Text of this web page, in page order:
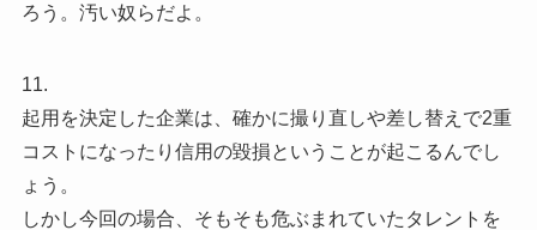
ろう。汚い奴らだよ。
11.
起用を決定した企業は、確かに撮り直しや差し替えで2重
コストになったり信用の毀損ということが起こるんでし
ょう。
しかし今回の場合、そもそも危ぶまれていたタレントを